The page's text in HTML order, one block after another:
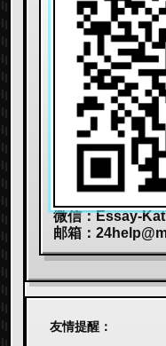
微信：Essay-
邮箱：
友情提醒：